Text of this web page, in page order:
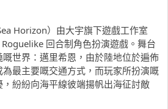
Horizon）由大宇旗下遊戲工作室
回合制角色扮演遊戲。舞台
世界：邁里希恩，由於陸地位於遍佈
最主要嘅交通方式，而玩家所扮演嘅
紛紛向海平線彼端揚帆出海征討敵